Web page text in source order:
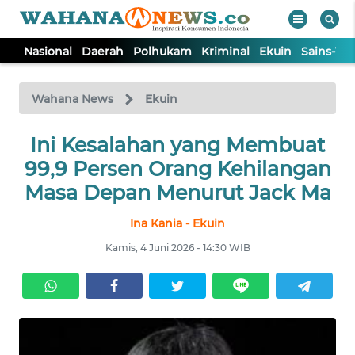
Nasional Daerah Polhukam Kriminal Ekuin Sains-
Wahana News Ekuin
Ini Kesalahan yang Membuat
99,9 Persen Orang Kehilangan
Masa Depan Menurut Jack Ma
Ina Kania - Ekuin
Kamis, 4 Juni 2026 - 14:30 WIB
TV
Tutup
NASIONAL
DAERAH
KRIMINAL
EKUIN